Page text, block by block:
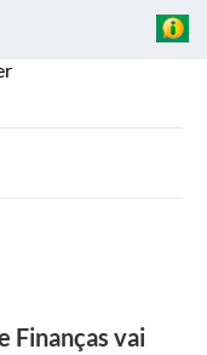
Finanças vai